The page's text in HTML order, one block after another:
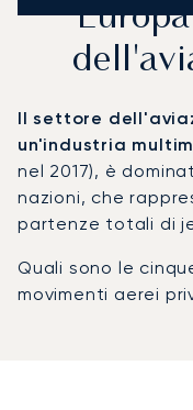
Il settore
un'industria
nel 2017), è
nazioni, che
partenze totali di
Quali sono le
movimenti aerei